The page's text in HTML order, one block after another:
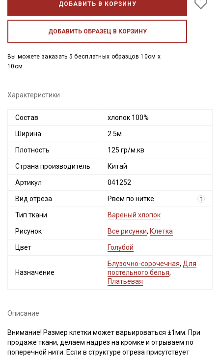
ДОБАВИТЬ В КОРЗИНУ
ДОБАВИТЬ ОБРАЗЕЦ В КОРЗИНУ
Вы можете заказать 5 бесплатных образцов 10см x
10см
Характеристики
Состав хлопок 100%
Ширина 2.5м
Плотность 125 гр/м.кв
Страна производитель Китай
Артикул 041252
Вид отреза Рвем по нитке ?
Тип ткани Вареный хлопок
Рисунок Все рисунки, Клетка
Цвет Голубой
Назначение
Блузочно-сорочечная, Для
постельного белья,
Платьевая
Описание
Внимание! Размер клетки может варьироваться ±1мм. При
продаже ткани, делаем надрез на кромке и отрываем по
поперечной нити. Если в структуре отреза присутствует